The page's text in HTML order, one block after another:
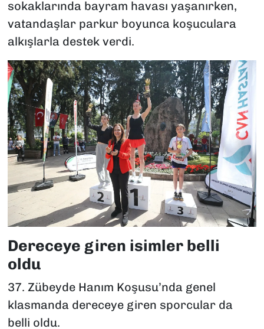
sokaklarında bayram havası yaşanırken,
vatandaşlar parkur boyunca koşuculara
alkışlarla destek verdi.
Dereceye giren isimler belli
oldu
37. Zübeyde Hanım Koşusu’nda genel
klasmanda dereceye giren sporcular da
belli oldu.